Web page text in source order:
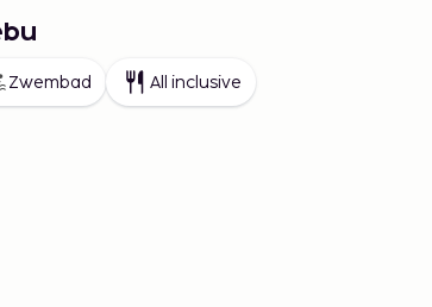
Zwembad All inclusive